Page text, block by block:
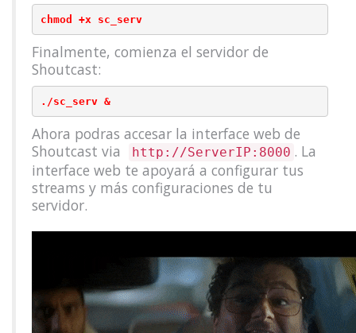
chmod +x sc_serv
Finalmente, comienza el servidor de
Shoutcast:
./sc_serv &
Ahora podras accesar la interface web de
Shoutcast via
http://ServerIP:8000 . La
interface web te apoyará a configurar tus
streams y más configuraciones de tu
servidor.